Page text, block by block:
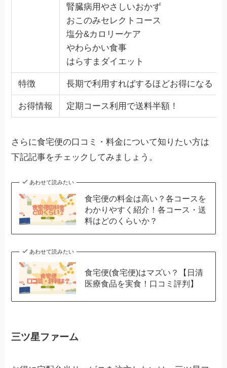
腎臓病用やさしいおかず
おこのみセレクトコース
塩分&カロリーケア
やわらかい食事
はらすまダイエット
特徴 長期で利用すればするほどお得になる
お得情報 定期コース利用で送料半額！
さらに食宅便の口コミ・料金について知りたい方は
下記記事をチェックしてみましょう。
あわせて読みたい
食宅便の料金は高い？各コースを
わかりやすく紹介！各コース・送
料はどのくらいか？
あわせて読みたい
食宅便(食宅便)はマズい？【日清
医療食品を実食！口コミ評判】
三ツ星ファーム